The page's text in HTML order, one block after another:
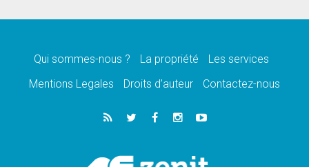
07.08.2026
07.08.2026
de l'Assomption et mémoire nationale
«La paix commence par l'empathie» estime
le cardinal Parolin
En Colombie, «la paix ne s'achète pas avec
une signature»
Qui sommes-nous ? La propriété
Les services
Mentions Legales
Droits d’auteur Contactez-nous